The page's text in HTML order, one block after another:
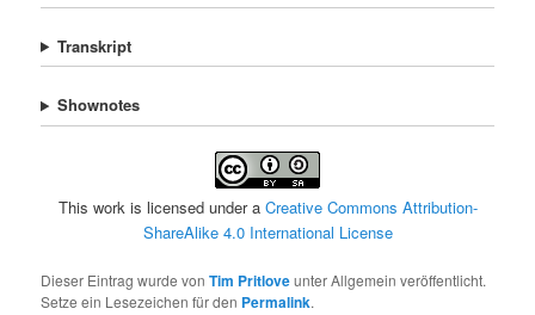
Transkript
Shownotes
This work is licensed under a Creative Commons Attribution-
ShareAlike 4.0 International License
Dieser Eintrag wurde vonTim Pritloveunter Allgemein veröffentlicht.
Setze ein Lesezeichen für den Permalink.